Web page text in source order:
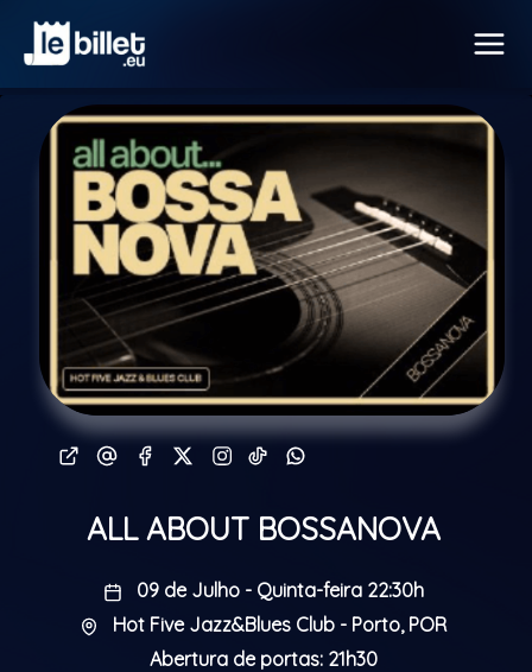
ALL ABOUT BOSSANOVA
09 de Julho - Quinta-feira 22:30h
Hot Five Jazz&Blues Club - Porto, POR
Abertura de portas: 21h30